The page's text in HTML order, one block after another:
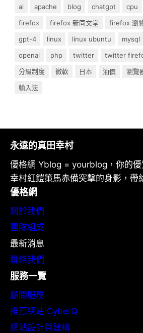
ai apache blog chatgpt cpu
firefox
firefox 新同文堂 firefox 瀏
gpt-4
linux linux ubuntu mysql
openai
php twitter twitter
分級制度
微軟 日本 油價 瀏覽
輸入法
永遠的真田幸村
優格網 Yblog = yourblog，你的優
幸村紅鎧策馬赤備突擊的身影，帶
優格網
關於我們
團隊組成
最新消息
聯絡我們
服務一覽
顧問服務
推薦網站:CyberQ
網站設計與建構